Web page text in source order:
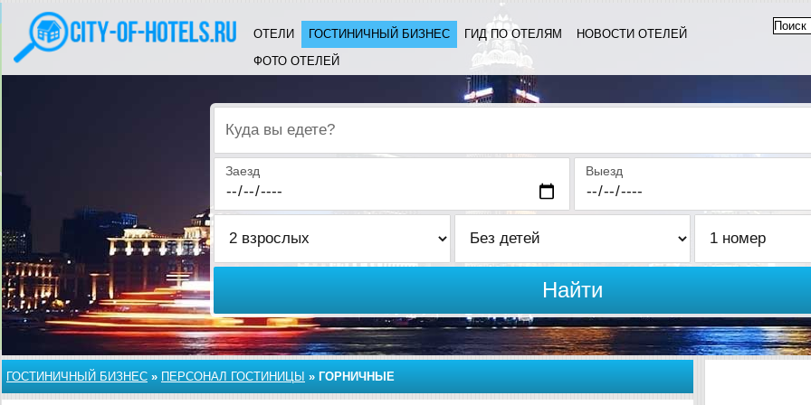
ОТЕЛИ ГОСТИНИЧНЫЙ БИЗНЕС ГИД ПО ОТЕЛЯМ
НОВОСТИ ОТЕЛЕЙ
ФОТО ОТЕЛЕЙ
Куда вы едете?
Заезд Выезд
Найти
ГОСТИНИЧНЫЙ БИЗНЕС » ПЕРСОНАЛ ГОСТИНИЦЫ » ГОРНИЧНЫЕ